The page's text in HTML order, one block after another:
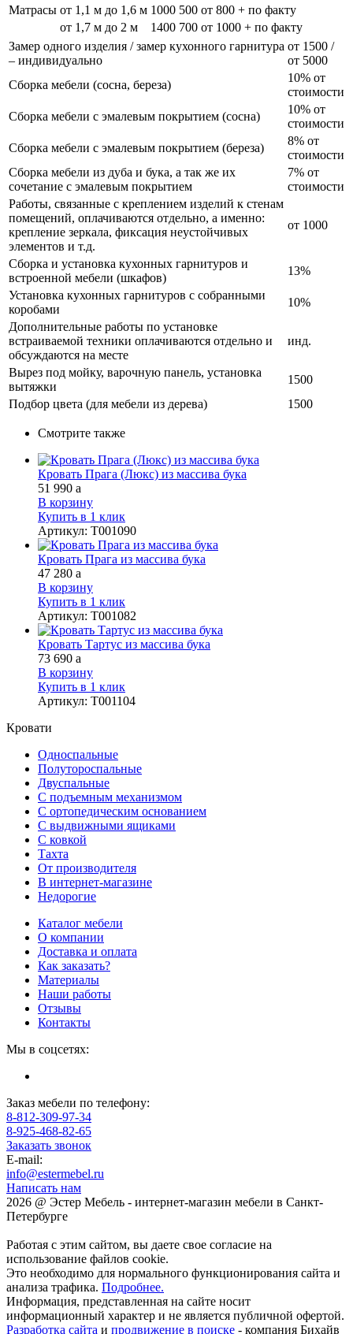
Матрасы от 1,1 м до 1,6 м 1000 500 от 800 + по факту
от 1,7 м до 2 м
1400 700 от 1000 + по факту
Замер одного изделия / замер кухонного гарнитура
– индивидуально
от 1500 /
от 5000
Сборка мебели (сосна, береза)
10% от
стоимости
Сборка мебели с эмалевым покрытием (сосна)
10% от
стоимости
Сборка мебели с эмалевым покрытием (береза)
8% от
стоимости
Сборка мебели из дуба и бука, а так же их
сочетание с эмалевым покрытием
7% от
стоимости
Работы, связанные с креплением изделий к стенам
помещений, оплачиваются отдельно, а именно:
крепление зеркала, фиксация неустойчивых
элементов и т.д.
от 1000
Сборка и установка кухонных гарнитуров и
встроенной мебели (шкафов)
13%
Установка кухонных гарнитуров с собранными
коробами
10%
Дополнительные работы по установке
встраиваемой техники оплачиваются отдельно и
обсуждаются на месте
инд.
Вырез под мойку, варочную панель, установка
вытяжки
1500
Подбор цвета (для мебели из дерева)
1500
Смотрите также
Кровать Прага (Люкс) из массива бука
51 990 a
В корзину
Купить в 1 клик
Артикул: Т001090
Кровать Прага из массива бука
47 280 a
В корзину
Купить в 1 клик
Артикул: Т001082
Кровать Тартус из массива бука
73 690 a
В корзину
Купить в 1 клик
Артикул: Т001104
Кровати
Односпальные
Полутороспальные
Двуспальные
С подъемным механизмом
С ортопедическим основанием
С выдвижными ящиками
С ковкой
Тахта
От производителя
В интернет-магазине
Недорогие
Каталог мебели
О компании
Доставка и оплата
Как заказать?
Материалы
Наши работы
Отзывы
Контакты
Мы в соцсетях:
Заказ мебели по телефону:
8-812-309-97-34
8-925-468-82-65
Заказать звонок
E-mail:
info@estermebel.ru
Написать нам
2026 @ Эстер Мебель - интернет-магазин мебели в Санкт-
Петербурге
Работая с этим сайтом, вы даете свое согласие на
использование файлов cookie.
Это необходимо для нормального функционирования сайта и
анализа трафика. Подробнее.
Информация, представленная на сайте носит
информационный характер и не является публичной офертой.
Разработка сайта и продвижение в поиске - компания Бихайв